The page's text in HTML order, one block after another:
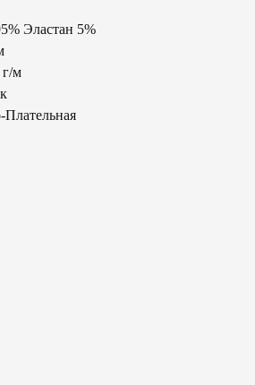
Эластан 5%
г/м